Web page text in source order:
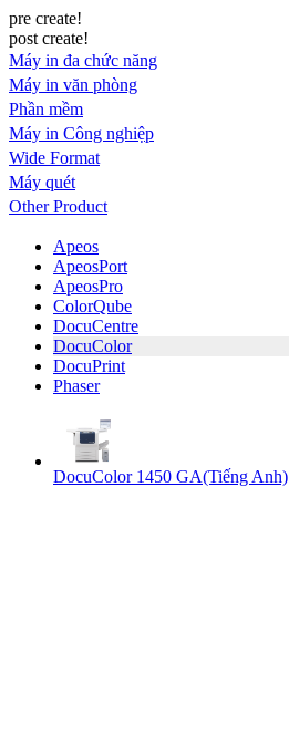
pre create!
post create!
Máy in đa chức năng
Máy in văn phòng
Phần mềm
Máy in Công nghiệp
Wide Format
Máy quét
Other Product
Apeos
ApeosPort
ApeosPro
ColorQube
DocuCentre
DocuColor
DocuPrint
Phaser
DocuColor 1450 GA(Tiếng Anh)